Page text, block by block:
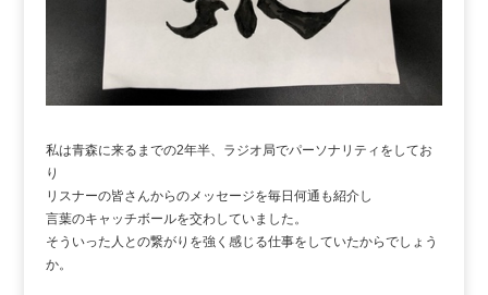
私は青森に来るまでの2年半、ラジオ局でパーソナリティをしてお
り
リスナーの皆さんからのメッセージを毎日何通も紹介し
言葉のキャッチボールを交わしていました。
そういった人との繋がりを強く感じる仕事をしていたからでしょう
か。